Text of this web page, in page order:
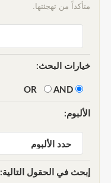
متأكداً من تهجئتها.
خيارات البحث:
AND
الألبوم:
إبحث في الحقول التالية: